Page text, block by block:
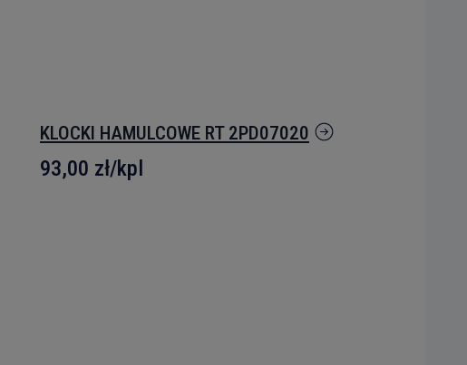
KLOCKI HAMULCOWE RT 2PD07020
93,00 zł/kpl